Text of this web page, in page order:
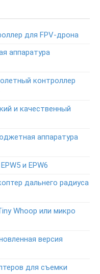
для FPV-дрона
аппаратура
контроллер
и качественный
аппаратура
и EPW6
дальнего радиуса
Whoop или микро
версия
для съемки